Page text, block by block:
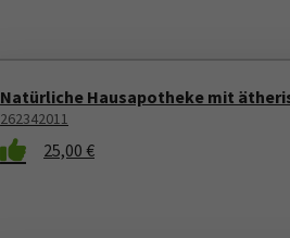
Natürliche Hausapotheke mit
262342011
25,00 €